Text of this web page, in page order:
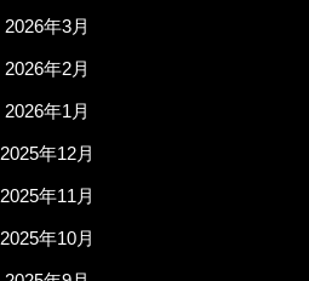
2026年3月
2026年2月
2026年1月
2025年12月
2025年11月
2025年10月